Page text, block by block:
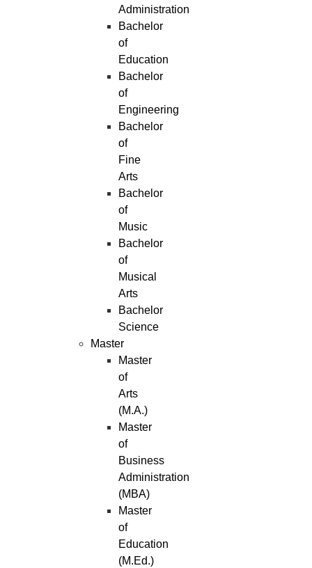
Administration
Bachelor
of
Education
Bachelor
of
Engineering
Bachelor
of
Fine
Arts
Bachelor
of
Music
Bachelor
of
Musical
Arts
Bachelor
Science
Master
Master
of
Arts
(M.A.)
Master
of
Business
Administration
(MBA)
Master
of
Education
(M.Ed.)